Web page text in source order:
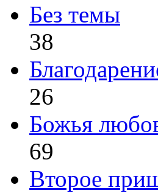
Без темы
38
26
Божья
69
Второе